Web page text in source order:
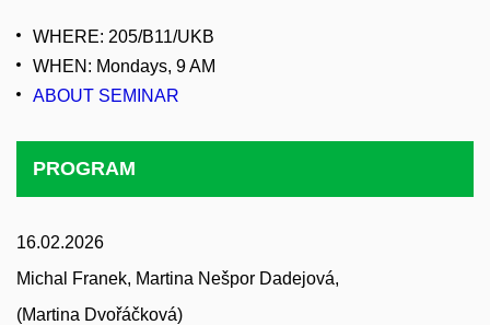
WHERE: 205/B11/UKB
WHEN: Mondays, 9 AM
ABOUT SEMINAR
PROGRAM
16.02.2026
Michal Franek, Martina Nešpor Dadejová,
(Martina Dvořáčková)